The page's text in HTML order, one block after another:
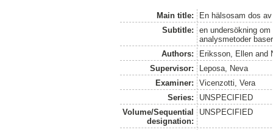
Main title:
En hälsosam dos
Subtitle:
en undersökning
analysmetoder
Authors:
Eriksson, Ellen and
Supervisor:
Leposa, Neva
Examiner:
Vicenzotti, Vera
Series:
UNSPECIFIED
Volume/Sequential
designation:
UNSPECIFIED